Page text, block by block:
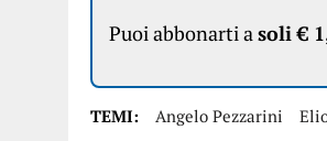
Puoi abbonarti asoli €
TEMI: Angelo Pezzarini